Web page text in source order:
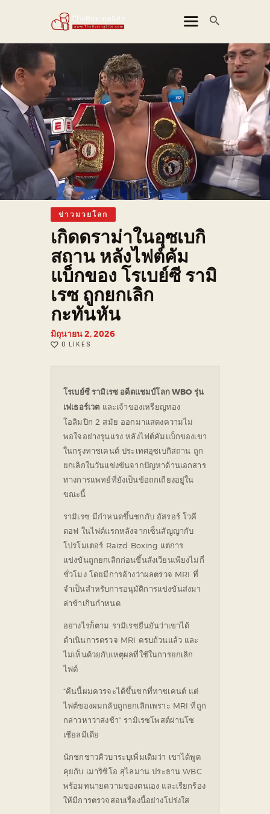
THEBOXINGSITE
ข่าวมวยไทย
ข่าวมวยสากล
ข่าวมวย MMA
ข่าวมวยโลก
คลิปไฮไลท์
ติดต่อเรา
สารบัญเว็บไซต์
ข่าวมวยโลก
เกิดดราม่าในอุซเบกิ
สถาน หลังไฟต์คัม
แบ็กของ โรเบย์ซี รามิ
เรซ ถูกยกเลิก
กะทันหัน
มิถุนายน 2, 2026
0 LIKES
โรเบย์ซี รามิเรซ อดีตแชมป์โลก WBO รุ่น
เฟเธอร์เวต และเจ้าของเหรียญทอง
โอลิมปิก 2 สมัย ออกมาแสดงความไม่
พอใจอย่างรุนแรง หลังไฟต์คัมแบ็กของเขา
ในกรุงทาชเคนต์ ประเทศอุซเบกิสถาน ถูก
ยกเลิกในวันแข่งขันจากปัญหาด้านเอกสาร
ทางการแพทย์ที่ยังเป็นข้อถกเถียงอยู่ใน
ขณะนี้
รามิเรซ มีกำหนดขึ้นชกกับ อัสรอร์ โวคี
ดอฟ ในไฟต์แรกหลังจากเซ็นสัญญากับ
โปรโมเตอร์ Raizd Boxing แต่การ
แข่งขันถูกยกเลิกก่อนขึ้นสังเวียนเพียงไม่กี่
ชั่วโมง โดยมีการอ้างว่าผลตรวจ MRI ที่
จำเป็นสำหรับการอนุมัติการแข่งขันส่งมา
ล่าช้าเกินกำหนด
อย่างไรก็ตาม รามิเรซยืนยันว่าเขาได้
ดำเนินการตรวจ MRI ครบถ้วนแล้ว และ
ไม่เห็นด้วยกับเหตุผลที่ใช้ในการยกเลิก
ไฟต์
“คืนนี้ผมควรจะได้ขึ้นชกที่ทาชเคนต์ แต่
ไฟต์ของผมกลับถูกยกเลิกเพราะ MRI ที่ถูก
กล่าวหาว่าส่งช้า” รามิเรซโพสต์ผ่านโซ
เชียลมีเดีย
นักชกชาวคิวบาระบุเพิ่มเติมว่า เขาได้พูด
คุยกับ เมาริซิโอ สุไลมาน ประธาน WBC
พร้อมทนายความของตนเอง และเรียกร้อง
ให้มีการตรวจสอบเรื่องนี้อย่างโปร่งใส